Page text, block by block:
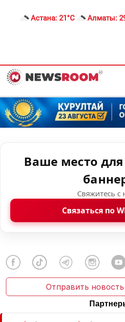
Астана: 21°C Алматы:
Ваше место
Свяжитесь с
Связаться по
Отправить